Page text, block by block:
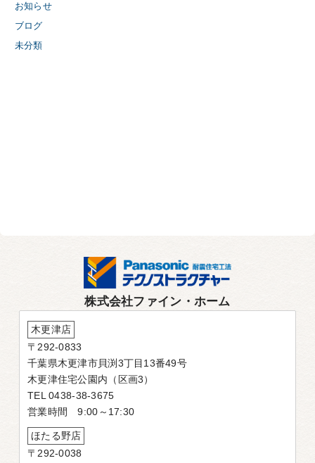
お知らせ
ブログ
未分類
株式会社ファイン・ホーム
木更津店
〒292-0833
千葉県木更津市貝渕3丁目13番49号
木更津住宅公園内（区画3）
TEL 0438-38-3675
営業時間 9:00～17:30
ほたる野店
〒292-0038